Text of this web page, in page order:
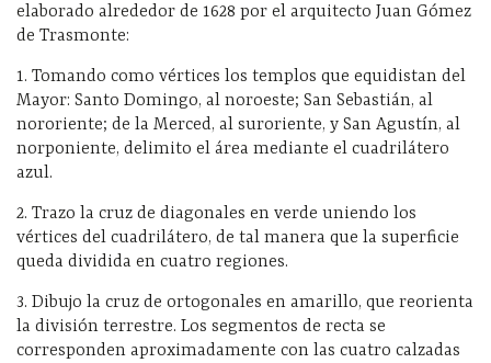
elaborado alrededor de 1628 por el arquitecto Juan Gómez
de Trasmonte:
1. Tomando como vértices los templos que equidistan del
Mayor: Santo Domingo, al noroeste; San Sebastián, al
nororiente; de la Merced, al suroriente, y San Agustín, al
norponiente, delimito el área mediante el cuadrilátero
azul.
2. Trazo la cruz de diagonales en verde uniendo los
vértices del cuadrilátero, de tal manera que la superficie
queda dividida en cuatro regiones.
3. Dibujo la cruz de ortogonales en amarillo, que reorienta
la división terrestre. Los segmentos de recta se
corresponden aproximadamente con las cuatro calzadas